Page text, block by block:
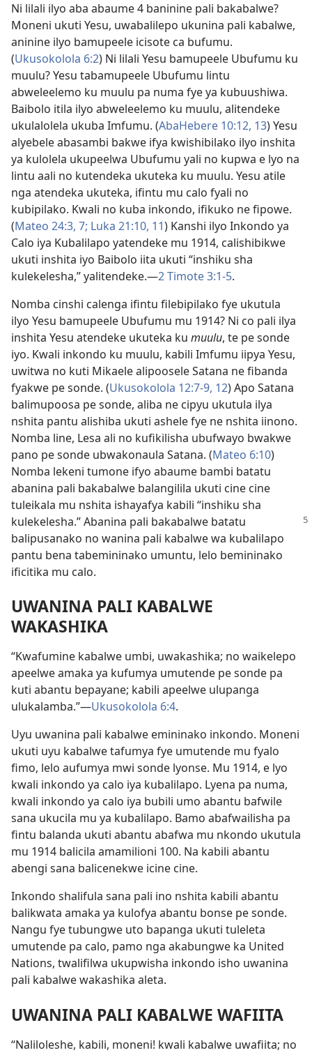
Ni lilali ilyo aba abaume 4 baninine pali bakabalwe?
Moneni ukuti Yesu, uwabalilepo ukunina pali kabalwe,
aninine ilyo bamupeele icisote ca bufumu.
(Ukusokolola 6:2) Ni lilali Yesu bamupeele Ubufumu ku
muulu? Yesu tabamupeele Ubufumu lintu
abweleelemo ku muulu pa numa fye ya kubuushiwa.
Baibolo itila ilyo abweleelemo ku muulu, alitendeke
ukulalolela ukuba Imfumu. (AbaHebere 10:12, 13) Yesu
alyebele abasambi bakwe ifya kwishibilako ilyo inshita
ya kulolela ukupeelwa Ubufumu yali no kupwa e lyo na
lintu aali no kutendeka ukuteka ku muulu. Yesu atile
nga atendeka ukuteka, ifintu mu calo fyali no
kubipilako. Kwali no kuba inkondo, ifikuko ne fipowe.
(Mateo 24:3, 7; Luka 21:10, 11) Kanshi ilyo Inkondo ya
Calo iya Kubalilapo yatendeke mu 1914, calishibikwe
ukuti inshita iyo Baibolo iita ukuti “inshiku sha
kulekelesha,” yalitendeke.—2 Timote 3:1-5.
Nomba cinshi calenga ifintu filebipilako fye ukutula
ilyo Yesu bamupeele Ubufumu mu 1914? Ni co pali ilya
inshita Yesu atendeke ukuteka ku muulu, te pe sonde
iyo. Kwali inkondo ku muulu, kabili Imfumu iipya Yesu,
uwitwa no kuti Mikaele alipoosele Satana ne fibanda
fyakwe pe sonde. (Ukusokolola 12:7-9, 12) Apo Satana
balimupoosa pe sonde, aliba ne cipyu ukutula ilya
nshita pantu alishiba ukuti ashele fye ne nshita iinono.
Nomba line, Lesa ali no kufikilisha ubufwayo bwakwe
pano pe sonde ubwakonaula Satana. (Mateo 6:10)
Nomba lekeni tumone ifyo abaume bambi batatu
abanina pali bakabalwe balangilila ukuti cine cine
tuleikala mu nshita ishayafya kabili “inshiku sha
kulekelesha.”Abanina pali bakabalwe batatu
balipusanako no wanina pali kabalwe wa kubalilapo
pantu bena tabemininako umuntu, lelo bemininako
ificitika mu calo.
UWANINA PALI KABALWE
WAKASHIKA
“Kwafumine kabalwe umbi, uwakashika; no waikelepo
apeelwe amaka ya kufumya umutende pe sonde pa
kuti abantu bepayane; kabili apeelwe ulupanga
ulukalamba.”—Ukusokolola 6:4.
Uyu uwanina pali kabalwe emininako inkondo. Moneni
ukuti uyu kabalwe tafumya fye umutende mu fyalo
fimo, lelo aufumya mwi sonde lyonse. Mu 1914, e lyo
kwali inkondo ya calo iya kubalilapo. Lyena pa numa,
kwali inkondo ya calo iya bubili umo abantu bafwile
sana ukucila mu ya kubalilapo. Bamo abafwailisha pa
fintu balanda ukuti abantu abafwa mu nkondo ukutula
mu 1914 balicila amamilioni 100. Na kabili abantu
abengi sana balicenekwe icine cine.
Inkondo shalifula sana pali ino nshita kabili abantu
balikwata amaka ya kulofya abantu bonse pe sonde.
Nangu fye tubungwe uto bapanga ukuti tuleleta
umutende pa calo, pamo nga akabungwe ka United
Nations, twalifilwa ukupwisha inkondo isho uwanina
pali kabalwe wakashika aleta.
UWANINA PALI KABALWE WAFIITA
“Naliloleshe, kabili, moneni! kwali kabalwe uwafiita; no